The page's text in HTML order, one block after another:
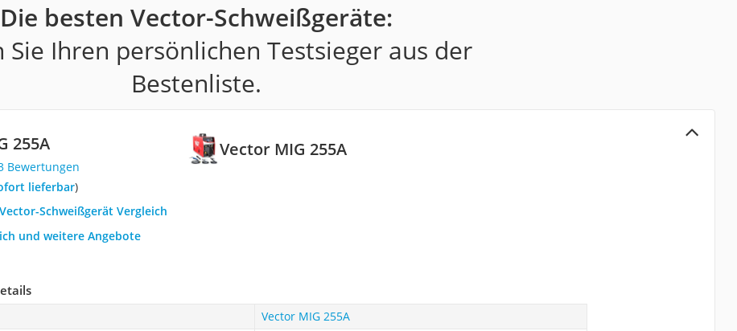
Die besten Vector-Schweißgeräte:
Sie Ihren persönlichen Testsieger aus der
Bestenliste.
Vector MIG 255A
255A
Bewertungen
lieferbar)
Schweißgerät Vergleich
und weitere Angebote
Vector MIG 255A